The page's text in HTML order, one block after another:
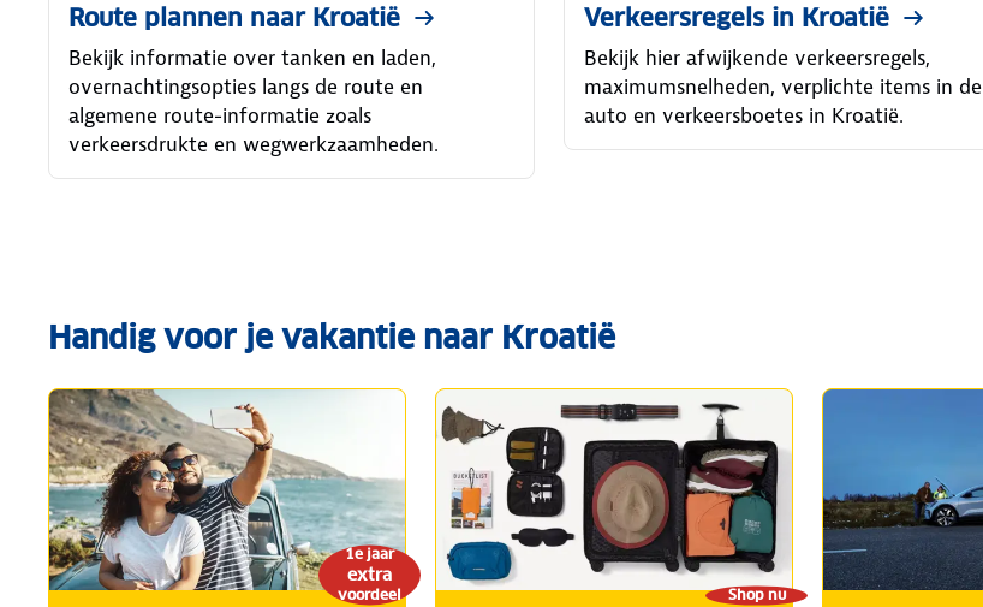
Route plannen naar Kroatië
Bekijk informatie over tanken en laden,
overnachtingsopties langs de route en
algemene route-informatie zoals
verkeersdrukte en wegwerkzaamheden.
Verkeersregels in Kroatië
Bekijk hier afwijkende verkeersregels,
maximumsnelheden, verplichte items in de
auto en verkeersboetes in Kroatië.
Handig voor je vakantie naar Kroatië
1e jaar
extra
voordeel Shop nu